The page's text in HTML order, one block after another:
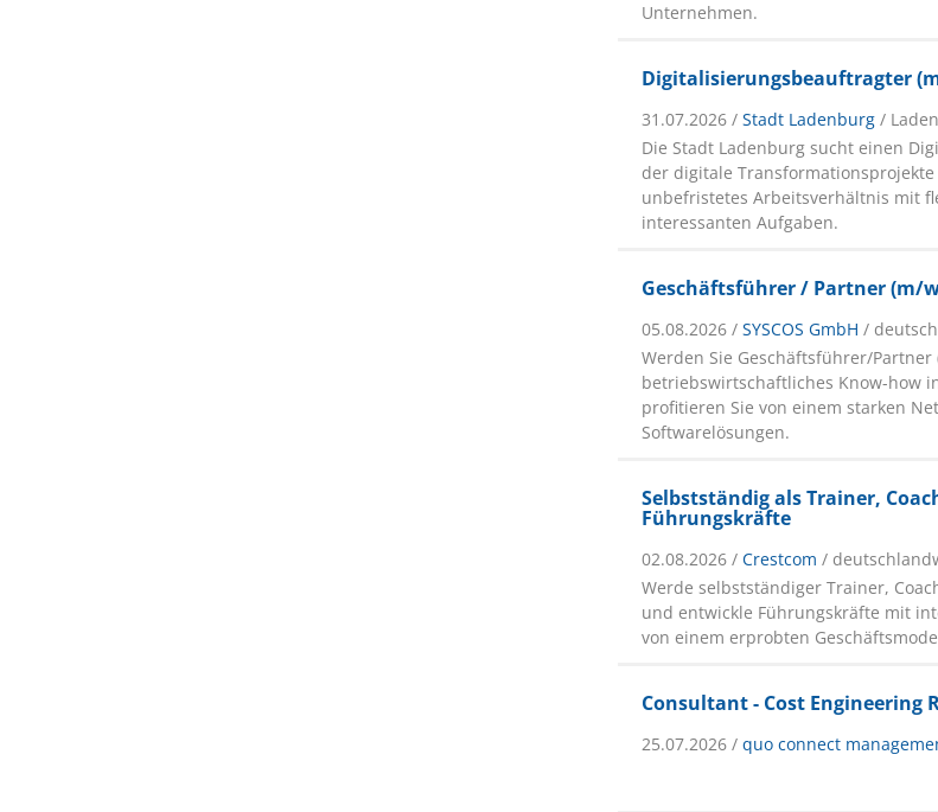
Unternehmen.
Digitalisierungsbeauftragter
31.07.2026 /Stadt Ladenburg /
Die Stadt Ladenburg sucht einen
der digitale
unbefristetes Arbeitsverhältnis mit
interessanten Aufgaben.
Geschäftsführer / Partner (m/
05.08.2026 /SYSCOS GmbH /
Werden Sie Geschäftsführer/Partner
betriebswirtschaftliches Know-how
profitieren Sie von einem starken
Softwarelösungen.
Selbstständig als Trainer,
Führungskräfte
02.08.2026 /Crestcom /
Werde selbstständiger Trainer,
und entwickle Führungskräfte mit
von einem erprobten
Consultant - Cost Engineering
25.07.2026 /quo connect